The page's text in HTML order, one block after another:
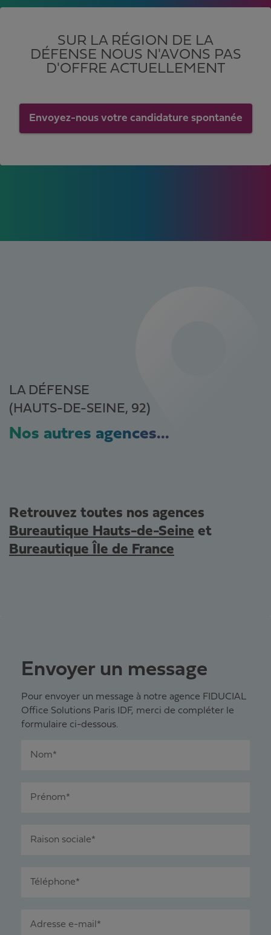
SUR LA RÉGION DE LA
DÉFENSE NOUS N'AVONS PAS
D'OFFRE ACTUELLEMENT
Envoyez-nous votre candidature spontanée
LA DÉFENSE
(HAUTS-DE-SEINE, 92)
Nos autres agences...
Retrouvez toutes nos agences
Bureautique Hauts-de-Seine et
Bureautique Île de France
Envoyer un message
Pour envoyer un message à notre agence FIDUCIAL
Office Solutions Paris IDF, merci de compléter le
formulaire ci-dessous.
Nom*
Prénom*
Raison sociale*
Téléphone*
Adresse e-mail*